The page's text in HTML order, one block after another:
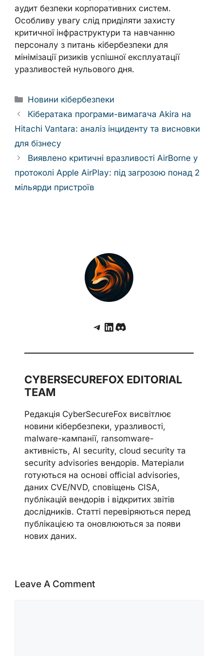
аудит безпеки корпоративних систем.
Особливу увагу слід приділяти захисту
критичної інфраструктури та навчанню
персоналу з питань кібербезпеки для
мінімізації ризиків успішної експлуатації
уразливостей нульового дня.
Categories
Новини кібербезпеки
Кібератака програми-вимагача Akira на
Hitachi Vantara: аналіз інциденту та висновки
для бізнесу
Виявлено критичні вразливості AirBorne у
протоколі Apple AirPlay: під загрозою понад 2
мільярди пристроїв
Telegram
LinkedIn
Discord
CYBERSECUREFOX EDITORIAL
TEAM
Редакція CyberSecureFox висвітлює
новини кібербезпеки, уразливості,
malware-кампанії, ransomware-
активність, AI security, cloud security та
security advisories вендорів. Матеріали
готуються на основі official advisories,
даних CVE/NVD, сповіщень CISA,
публікацій вендорів і відкритих звітів
дослідників. Статті перевіряються перед
публікацією та оновлюються за появи
нових даних.
Leave A Comment